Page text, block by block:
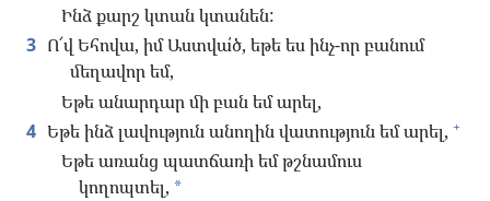
Ինձ քարշ կտան կտանեն:
3 Ո՜վ Եհովա, իմ Աստվա՛ծ, եթե ես ինչ-որ բանում
մեղավոր եմ,
Եթե անարդար մի բան եմ արել,
4 Եթե ինձ լավություն անողին վատություն եմ արել, +
Եթե առանց պատճառի եմ թշնամուս
կողոպտել, *